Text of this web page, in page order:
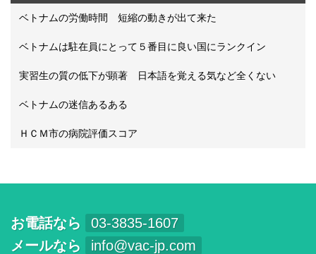
ベトナムの労働時間 短縮の動きが出て来た
ベトナムは駐在員にとって５番目に良い国にランクイン
実習生の質の低下が顕著 日本語を覚える気など全くない
ベトナムの迷信あるある
ＨＣＭ市の病院評価スコア
お電話なら
03-3835-1607
メールなら
info@vac-jp.com